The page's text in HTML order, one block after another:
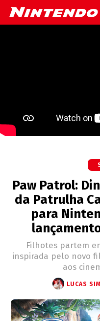
Paw Patrol:
da Patrulha
para
Filhotes partem
inspirada pelo novo
aos
LUCAS